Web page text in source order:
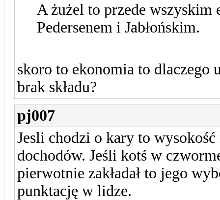
A żużel to przede wszyskim
Pedersenem i Jabłońskim.
skoro to ekonomia to dlaczego
brak składu?
pj007
Jesli chodzi o kary to
dochodów. Jeśli kotś w
pierwotnie zakładał to jego
punktację w lidze.